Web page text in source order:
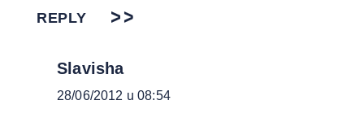
REPLY
Slavisha
28/06/2012 u 08:54